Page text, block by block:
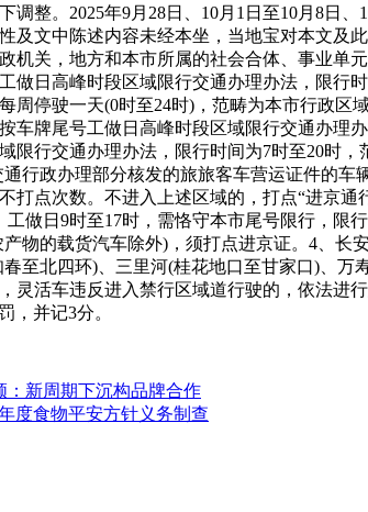
调整。2025年9月28日、10月1日至10月8日
及文中陈述内容未经本坐，当地宝对本文
机关，地方和本市所属的社会合体、事业单
做日高峰时段区域限行交通办理办法，限行
周停驶一天(0时至24时)，范畴为本市行政
车牌尾号工做日高峰时段区域限行交通办理
限行交通办理办法，限行时间为7时至20时
行政办理部分核发的旅旅客车营运证件的
打点次数。不进入上述区域的，打点“进京
做日9时至17时，需恪守本市尾号限行，
物的载货汽车除外)，须打点进京证。4、
至北四环)、三里河(桂花地口至甘家口)、
灵活车违反进入禁行区域道行驶的，依法进
，并记3分。
：新周期下沉构品牌合作
度食物平安方针义务制查